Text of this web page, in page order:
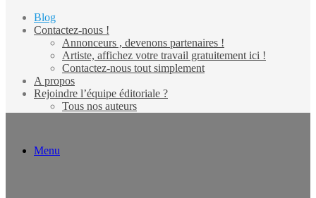
Blog
Contactez-nous !
Annonceurs , devenons partenaires !
Artiste, affichez votre travail gratuitement ici !
Contactez-nous tout simplement
A propos
Rejoindre l’équipe éditoriale ?
Tous nos auteurs
Menu